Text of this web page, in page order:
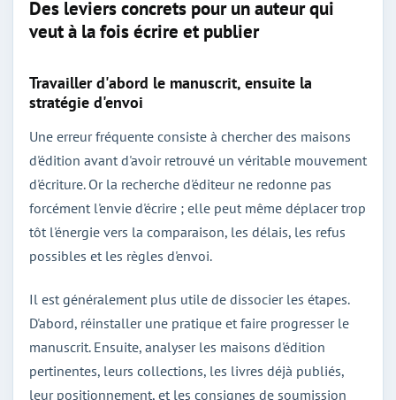
Des leviers concrets pour un auteur qui
veut à la fois écrire et publier
Travailler d'abord le manuscrit, ensuite la
stratégie d'envoi
Une erreur fréquente consiste à chercher des maisons
d'édition avant d'avoir retrouvé un véritable mouvement
d'écriture. Or la recherche d'éditeur ne redonne pas
forcément l'envie d'écrire ; elle peut même déplacer trop
tôt l'énergie vers la comparaison, les délais, les refus
possibles et les règles d'envoi.
Il est généralement plus utile de dissocier les étapes.
D'abord, réinstaller une pratique et faire progresser le
manuscrit. Ensuite, analyser les maisons d'édition
pertinentes, leurs collections, les livres déjà publiés,
leur positionnement, et les consignes de soumission